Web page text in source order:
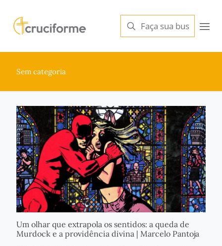
Sem categoria
Um olhar que extrapola os sentidos: a queda de
Murdock e a providência divina | Marcelo Pantoja